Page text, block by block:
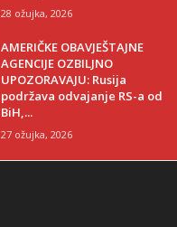
28 ožujka, 2026
AMERIČKE OBAVJEŠTAJNE
AGENCIJE OZBILJNO
UPOZORAVAJU: Rusija
podržava odvajanje RS-a od
BiH,...
27 ožujka, 2026